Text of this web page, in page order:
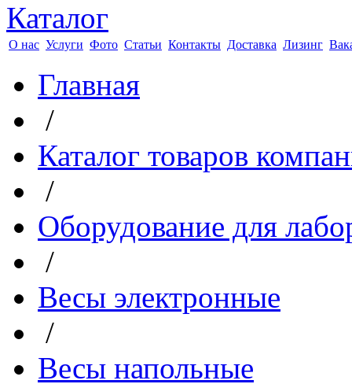
Каталог
О нас Услуги Фото Статьи Контакты Доставка Лизинг
Главная
/
Каталог товаров
/
Оборудование для
/
Весы электронные
/
Весы напольные